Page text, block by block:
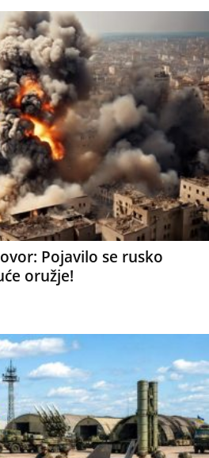
Pojavilo se rusko
oružje!